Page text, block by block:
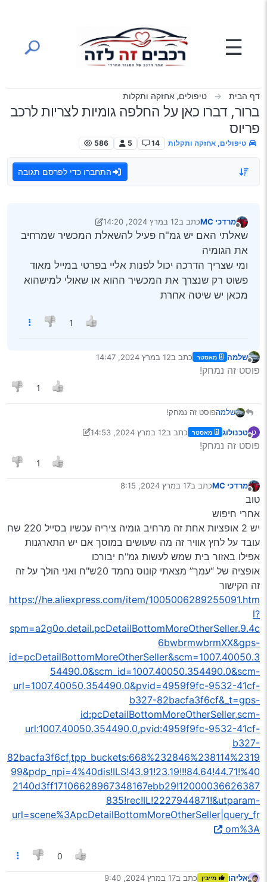
☰
דף הבית טיפולים, אחזקה ותקלות
ברור, דברו כאן על החלפה גומיות לצריות לרכב
פריוס
טיפולים, אחזקה ותקלות 14
5
586
התחברו כדי לפרסם תגובה
מנותק
מרדכי MC כתב ב12 במרץ 2024, 14:20
נערך לאחרונה על ידי מרדכי MC3 בדצמ׳ 2024, 14:21
שאלתי האם יש גמ"ח פעיל להשאלת המכשיר שמרחיב
את הגומיה
ומי שצריך הדרכה יכול לפנות אליי בפרטי במייל מאוד
פשוט רק שנצרך את המכשיר ההוא או שאולי למישהוא
מכאן יש שיטה אחרת
1
מנותק
שלמה מאסטר כתב ב12 במרץ 2024, 14:47
נערך לאחרונה על ידי
פוסט זה נמחק!
1
שלמהפוסט זה נמחק!
ט
מנותק
טכנולוג מאסטר כתב ב12 במרץ 2024, 14:53
נערך לאחרונה על ידי טכנולוג3 בדצמ׳ 2024, 14:59
פוסט זה נמחק!
1
מרדכי MC כתב ב17 במרץ 2024, 8:15
נערך לאחרונה על ידי
טוב
אחרי חיפוש
יש 2 אופציות אחת זה מרחיב גומיה ציריה עכשיו בסייל 220 שח
עובד על לחץ אוויר זה מה שעושים במוסך אם יש התארגנות
אפילו באזור בית שמש לעשות גמ"ח יבורכו
אופציה של “עמך” מצאתי קונוס נחמד 20ש"ח ואני הולך על זה
זה הקישור
https://he.aliexpress.com/item/1005006289255091.htm
l?
spm=a2g0o.detail.pcDetailBottomMoreOtherSeller.9.4c
6bwbrmwbrmXX&gps-
id=pcDetailBottomMoreOtherSeller&scm=1007.40050.3
54490.0&scm_id=1007.40050.354490.0&scm-
url=1007.40050.354490.0&pvid=4959f9fc-9532-41cf-
b327-82bacfa3f6cf&_t=gps-
id:pcDetailBottomMoreOtherSeller,scm-
url:1007.40050.354490.0,pvid:4959f9fc-9532-41cf-
b327-
82bacfa3f6cf,tpp_buckets:668%232846%238114%2319
99&pdp_npi=4%40dis!ILS!43.91!23.19!!!84.64!44.71!%40
2140d3ff17106628967348167ebb29!12000036626387
835!rec!IL!2227944871!&utparam-
url=scene%3ApcDetailBottomMoreOtherSeller|query_fr
om%3A
0
אליהו מייבין כתב ב17 במרץ 2024, 9:40